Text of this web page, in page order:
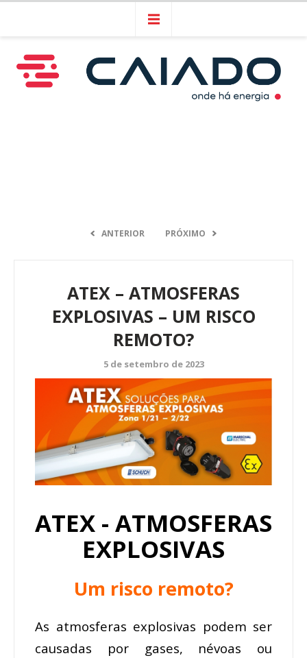
ANTERIOR PRÓXIMO
ATEX – ATMOSFERAS
EXPLOSIVAS – UM RISCO
REMOTO?
5 de setembro de 2023
ATEX - ATMOSFERAS
EXPLOSIVAS
Um risco remoto?
As atmosferas explosivas podem ser
causadas por gases, névoas ou